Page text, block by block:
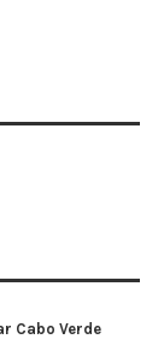
Cabo Verde